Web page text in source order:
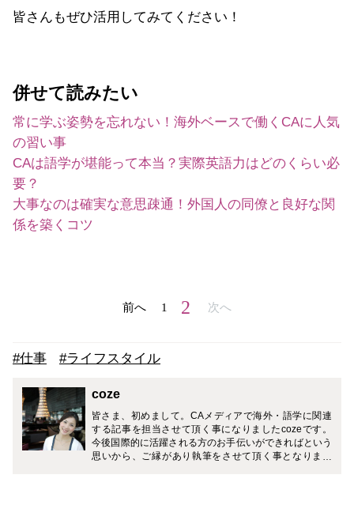
皆さんもぜひ活用してみてください！
併せて読みたい
常に学ぶ姿勢を忘れない！海外ベースで働くCAに人気
の習い事
CAは語学が堪能って本当？実際英語力はどのくらい必
要？
大事なのは確実な意思疎通！外国人の同僚と良好な関
係を築くコツ
前へ 1 2 次へ
#仕事 #ライフスタイル
coze
皆さま、初めまして。CAメディアで海外・語学に関連
する記事を担当させて頂く事になりましたcozeです。
今後国際的に活躍される方のお手伝いができればという
思いから、ご縁があり執筆をさせて頂く事となりまし